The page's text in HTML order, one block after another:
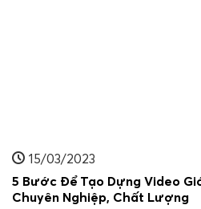
15/03/2023
5 Bước Để Tạo Dựng Video
Chuyên Nghiệp, Chất Lượng